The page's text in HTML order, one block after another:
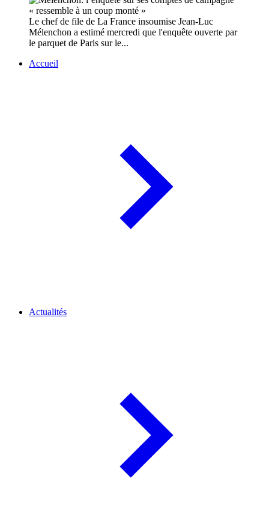
Le chef de file de La France insoumise Jean-Luc
Mélenchon a estimé mercredi que l'enquête ouverte par
le parquet de Paris sur le...
Accueil
Actualités